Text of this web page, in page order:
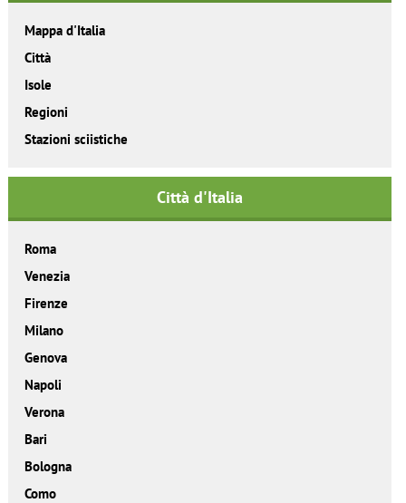
Mappa d'Italia
Città
Isole
Regioni
Stazioni sciistiche
Città d'Italia
Roma
Venezia
Firenze
Milano
Genova
Napoli
Verona
Bari
Bologna
Como